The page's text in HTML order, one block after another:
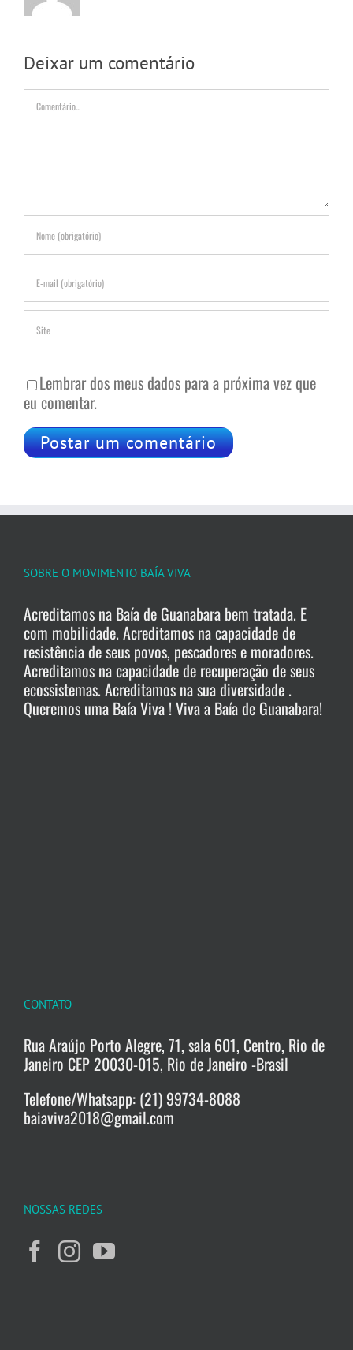
Deixar um comentário
Comentário
Lembrar dos meus dados para a próxima vez que
eu comentar.
SOBRE O MOVIMENTO BAÍA VIVA
Acreditamos na Baía de Guanabara bem tratada. E
com mobilidade. Acreditamos na capacidade de
resistência de seus povos, pescadores e moradores.
Acreditamos na capacidade de recuperação de seus
ecossistemas. Acreditamos na sua diversidade .
Queremos uma Baía Viva ! Viva a Baía de Guanabara!
CONTATO
Rua Araújo Porto Alegre, 71, sala 601, Centro, Rio de
Janeiro CEP 20030-015, Rio de Janeiro -Brasil
Telefone/Whatsapp: (21) 99734-8088
baiaviva2018@gmail.com
NOSSAS REDES